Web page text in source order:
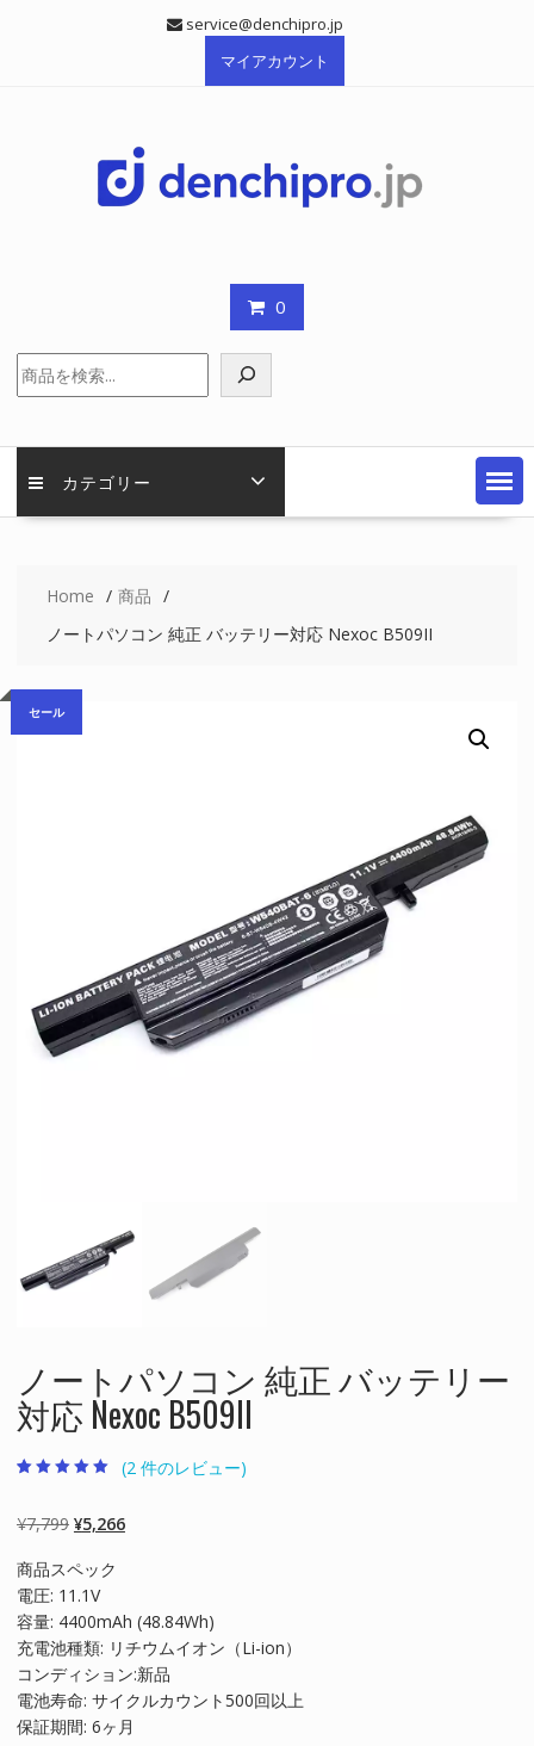
service@denchipro.jp
マイアカウント
0
索
カテゴリー
Home
商品
ノートパソコン 純正 バッテリー対応 Nexoc B509II
セール
ノートパソコン 純正 バッテリー
対応 Nexoc B509II
評価のうち、
5.00点
(2 件のレビュー)
¥7,799 元
価
格
は
¥7,799
で
し
た。
¥5,266現
格
は
¥5,266
で
す。
商品スペック
電圧: 11.1V
容量: 4400mAh (48.84Wh)
充電池種類: リチウムイオン（Li-ion）
コンディション:新品
電池寿命: サイクルカウント500回以上
保証期間: 6ヶ月